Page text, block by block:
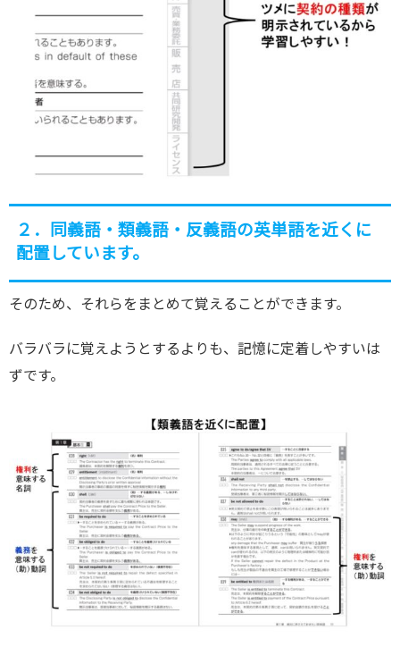
２．同義語・類義語・反義語の英単語を近くに
配置しています。
そのため、それらをまとめて覚えることができます。
バラバラに覚えようとするよりも、記憶に定着しやすいは
ずです。